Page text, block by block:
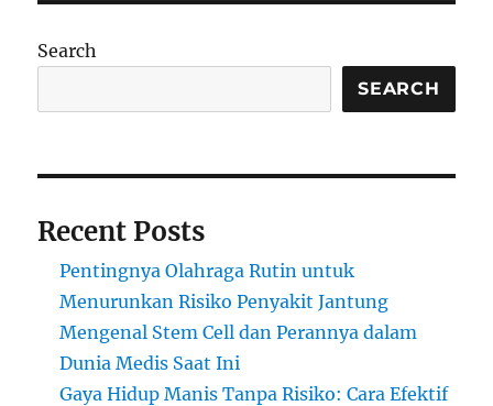
Kesehatan
Pengobatan
Search
SEARCH
Recent Posts
Pentingnya Olahraga Rutin untuk
Menurunkan Risiko Penyakit Jantung
Mengenal Stem Cell dan Perannya dalam
Dunia Medis Saat Ini
Gaya Hidup Manis Tanpa Risiko: Cara Efektif